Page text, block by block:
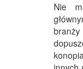
Nie